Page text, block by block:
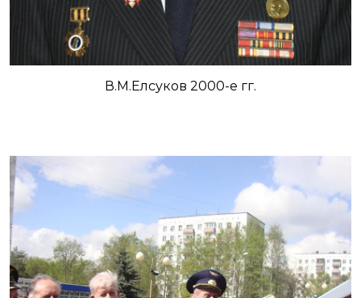
В.М.Елсуков 2000-е гг.